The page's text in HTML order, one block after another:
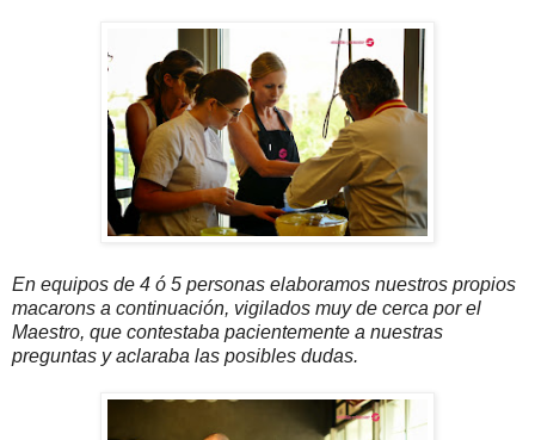
En equipos de 4 ó 5 personas elaboramos nuestros propios
macarons a continuación, vigilados muy de cerca por el
Maestro, que contestaba pacientemente a nuestras
preguntas y aclaraba las posibles dudas.